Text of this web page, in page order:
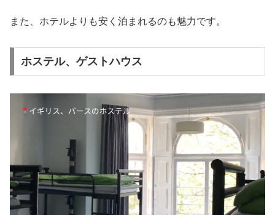
また、ホテルよりも安く泊まれるのも魅力です。
ホステル、ゲストハウス